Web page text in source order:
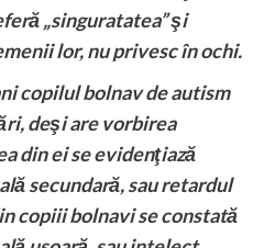
„singuratatea” şi
lor, nu privesc în ochi.
copilul bolnav de autism
deşi are vorbirea
din ei se evidenţiază
secundară, sau retardul
copiii bolnavi se constată